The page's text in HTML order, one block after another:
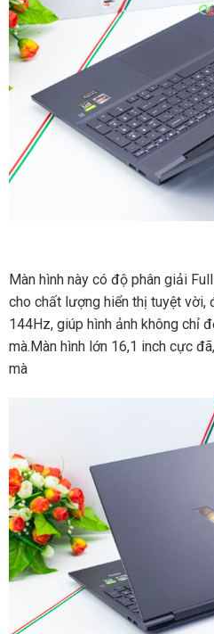
Màn hình này có độ phân giải
cho chất lượng hiển thị tuyệt
144Hz, giúp hình ảnh không chỉ
mà.Màn hình lớn 16,1 inch cực
mà